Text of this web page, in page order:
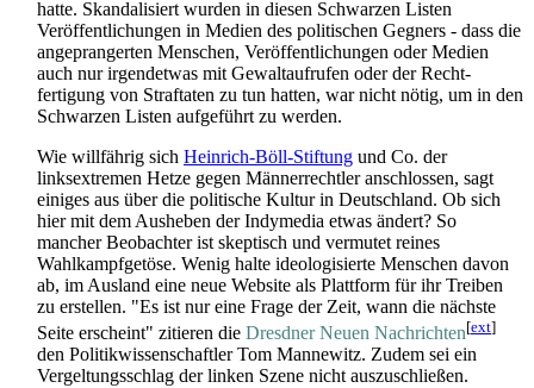
hatte. Skandalisiert wurden in diesen Schwarzen Listen
Veröffentlichungen in Medien des politischen Gegners - dass die
angeprangerten Menschen, Veröffentlichungen oder Medien
auch nur irgendetwas mit Gewalt­aufrufen oder der Recht­
fertigung von Straftaten zu tun hatten, war nicht nötig, um in den
Schwarzen Listen aufgeführt zu werden.
Wie willfährig sich Heinrich-Böll-Stiftung und Co. der
linksextremen Hetze gegen Männer­rechtler anschlossen, sagt
einiges aus über die politische Kultur in Deutschland. Ob sich
hier mit dem Ausheben der Indymedia etwas ändert? So
mancher Beobachter ist skeptisch und vermutet reines
Wahlkampf­getöse. Wenig halte ideologisierte Menschen davon
ab, im Ausland eine neue Website als Plattform für ihr Treiben
zu erstellen. "Es ist nur eine Frage der Zeit, wann die nächste
Seite erscheint" zitieren die Dresdner Neuen Nachrichten[ext]
den Politik­wissen­schaftler Tom Mannewitz. Zudem sei ein
Vergeltungsschlag der linken Szene nicht auszuschließen.